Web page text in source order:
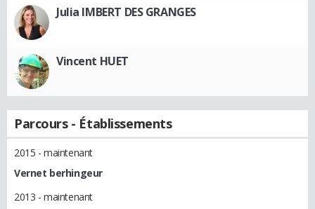
Julia IMBERT DES GRANGES
Vincent HUET
Parcours - Établissements
2015 - maintenant
Vernet berhingeur
2013 - maintenant